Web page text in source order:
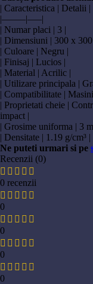
| Caracteristica | Detalii |
|–––––|–––|
| Numar placi | 3 |
| Dimensiuni | 300 x
| Culoare | Negru |
| Finisaj | Lucios |
| Material | Acrilic |
| Utilizare principala |
| Compatibilitate |
| Proprietati cheie |
impact |
| Grosime uniforma | 3
| Densitate | 1.19 g/cm³ |
Ne puteti urmari si pe
Recenzii (0)
0 recenzii
0
0
0
0